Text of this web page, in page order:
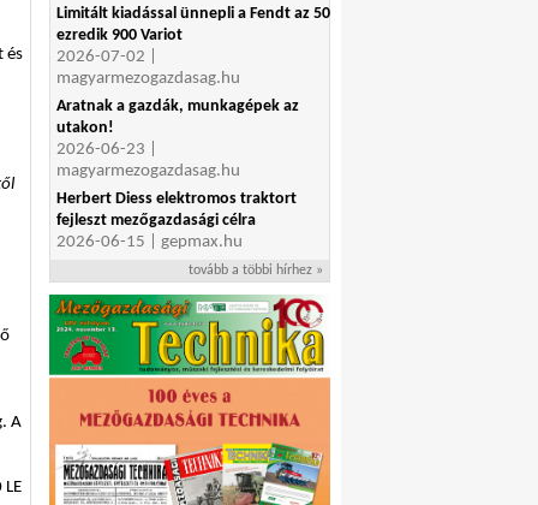
és
A
Limitált kiadással ünnepli a Fendt az 50
ezredik 900 Variot
2026-07-02 |
magyarmezogazdasag.hu
Aratnak a gazdák, munkagépek az
utakon!
2026-06-23 |
magyarmezogazdasag.hu
Herbert Diess elektromos traktort
fejleszt mezőgazdasági célra
2026-06-15 | gepmax.hu
tovább a többi hírhez »